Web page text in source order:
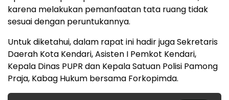
karena melakukan pemanfaatan tata ruang tidak
sesuai dengan peruntukannya.
Untuk diketahui, dalam rapat ini hadir juga Sekretaris
Daerah Kota Kendari, Asisten I Pemkot Kendari,
Kepala Dinas PUPR dan Kepala Satuan Polisi Pamong
Praja, Kabag Hukum bersama Forkopimda.